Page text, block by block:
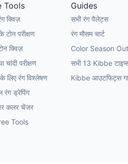
Tools
क्विज़
टोन परीक्षण
क्विज़
चांदी परीक्षण
लिए रंग विश्लेषण
रंग ड्रेपिंग
कलर चेंजर
Tools
Guides
सभी रंग पैलेट्स
रंग मौसम चार्ट
Color Season
सभी 13 Kibbe
Kibbe आउटफिट्स